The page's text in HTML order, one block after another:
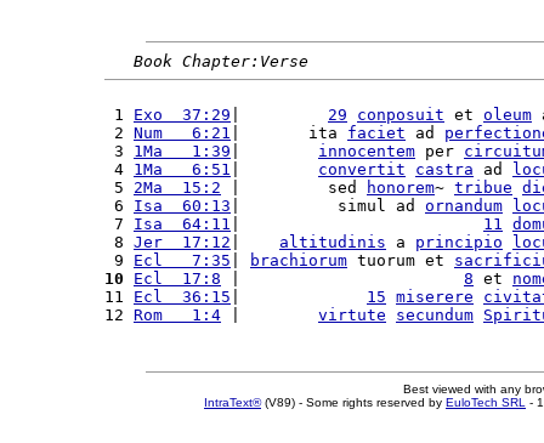
Book Chapter:Verse
1 Exo  37:29 29 conposuit et oleum
2 Num   6:21 |       ita faciet ad
3 1Ma   1:39 innocentem per
4 1Ma   6:51 convertit castra ad
5 2Ma  15:2 |         sed honorem~ tribue
6 Isa  60:13 |          simul ad ornandum
7 Isa  64:11 11
8 Jer  17:12 altitudinis a principio
9 Ecl   7:35 brachiorum tuorum et
10
Ecl  17:8 8 et
11 Ecl  36:15 15 miserere
12 Rom   1:4 virtute secundum
Best viewed with any
IntraText®(V89) - Some rights reserved by EuloTech SRL -